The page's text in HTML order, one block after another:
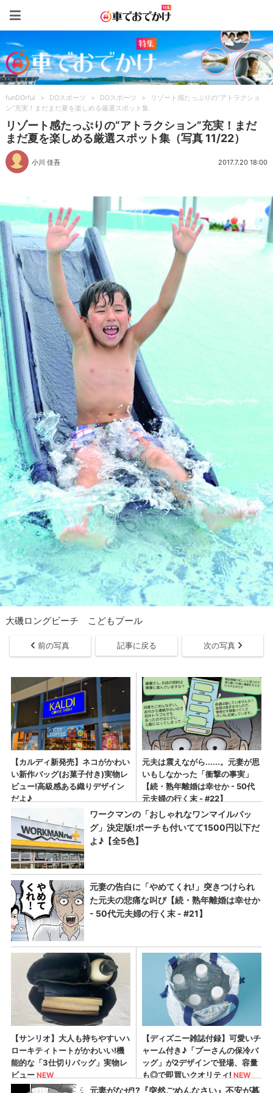
funDOrful > DOスポーツ > DOスポーツ >
リゾート感たっぷりの“アトラクショ
ン”充実！まだまだ夏を楽しめる厳選スポット集
リゾート感たっぷりの“アトラクション”充実！まだ
まだ夏を楽しめる厳選スポット集（写真 11/22）
小川 佳吾 2017.7.20 18:00
大磯ロングビーチ こどもプール
前の写真 記事に戻る 次の写真